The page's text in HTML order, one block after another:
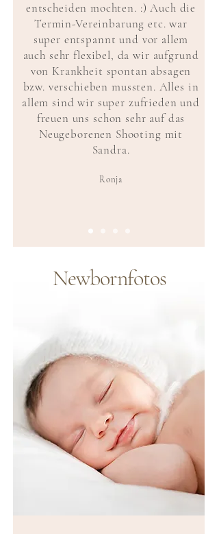
entscheiden mochten. :) Auch die
Termin-Vereinbarung etc. war
super entspannt und vor allem
auch sehr flexibel, da wir aufgrund
von Krankheit spontan absagen
bzw. verschieben mussten. Alles in
allem sind wir super zufrieden und
freuen uns schon sehr auf das
Neugeborenen Shooting mit
Sandra.
Ronja
Newbornfotos